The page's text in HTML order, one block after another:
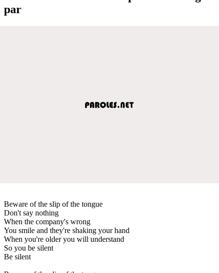
par
Beware of the slip of the tongue
Don't say nothing
When the company's wrong
You smile and they're shaking your hand
When you're older you will understand
So you be silent
Be silent